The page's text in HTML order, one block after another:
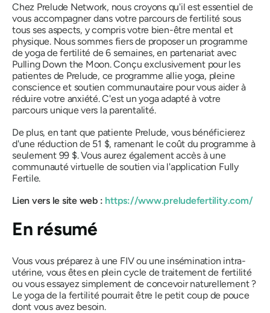
Chez Prelude Network, nous croyons qu'il est essentiel de
vous accompagner dans votre parcours de fertilité sous
tous ses aspects, y compris votre bien-être mental et
physique. Nous sommes fiers de proposer un programme
de yoga de fertilité de 6 semaines, en partenariat avec
Pulling Down the Moon. Conçu exclusivement pour les
patientes de Prelude, ce programme allie yoga, pleine
conscience et soutien communautaire pour vous aider à
réduire votre anxiété. C'est un yoga adapté à votre
parcours unique vers la parentalité.
De plus, en tant que patiente Prelude, vous bénéficierez
d'une réduction de 51 $, ramenant le coût du programme à
seulement 99 $. Vous aurez également accès à une
communauté virtuelle de soutien via l'application Fully
Fertile.
Lien vers le site web : https://www.preludefertility.com/
En résumé
Vous vous préparez à une FIV ou une insémination intra-
utérine, vous êtes en plein cycle de traitement de fertilité
ou vous essayez simplement de concevoir naturellement ?
Le yoga de la fertilité pourrait être le petit coup de pouce
dont vous avez besoin.